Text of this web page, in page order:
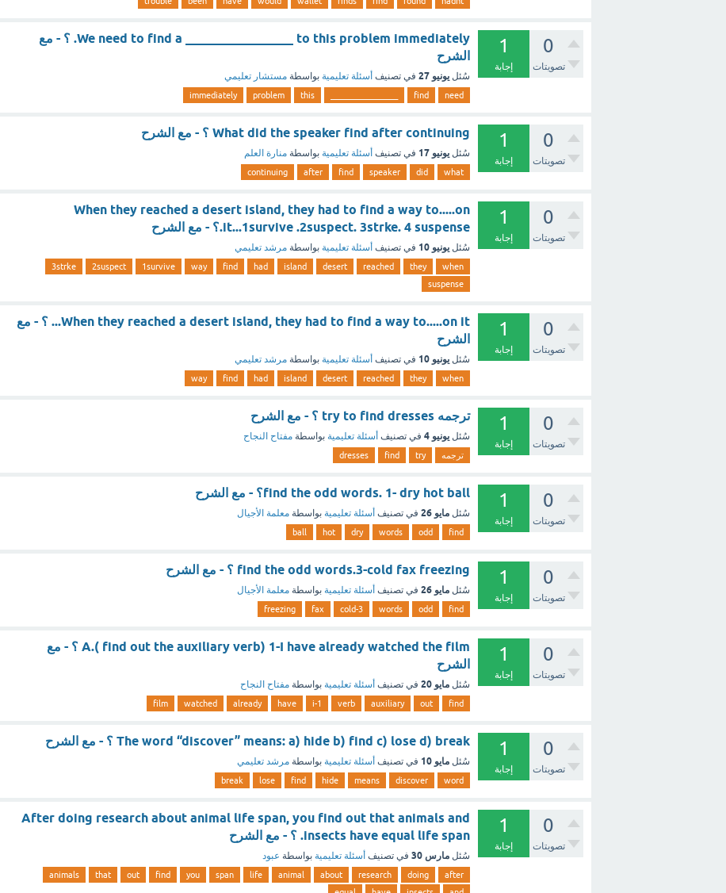
0
تصويتات
1
إجابة
We need to find a _________________ to this problem immediately. ؟ - مع
الشرح
سُئل يونيو 27 في تصنيف أسئلة تعليمية بواسطة مستشار تعليمي
need
find
this
problem
immediately
0
تصويتات
1
إجابة
What did the speaker find after continuing ؟ - مع الشرح
سُئل يونيو 17 في تصنيف أسئلة تعليمية بواسطة منارة العلم
what
did
speaker
find
after
continuing
0
تصويتات
1
إجابة
When they reached a desert island, they had to find a way to.....on
it...1survive .2suspect. 3strke. 4 suspense.؟ - مع الشرح
سُئل يونيو 10 في تصنيف أسئلة تعليمية بواسطة مرشد تعليمي
when
they
reached
desert
island
had
find
way
1survive
2suspect
3strke
suspense
0
تصويتات
1
إجابة
When they reached a desert island, they had to find a way to.....on it... ؟ - مع
الشرح
سُئل يونيو 10 في تصنيف أسئلة تعليمية بواسطة مرشد تعليمي
when
they
reached
desert
island
had
find
way
0
تصويتات
1
إجابة
ترجمه try to find dresses ؟ - مع الشرح
سُئل يونيو 4 في تصنيف أسئلة تعليمية بواسطة مفتاح النجاح
ترجمه try
find
dresses
0
تصويتات
1
إجابة
find the odd words. 1- dry hot ball؟ - مع الشرح
سُئل مايو 26 في تصنيف أسئلة تعليمية بواسطة معلمة الأجيال
find
odd
words
dry
hot
ball
0
تصويتات
1
إجابة
find the odd words.3-cold fax freezing ؟ - مع الشرح
سُئل مايو 26 في تصنيف أسئلة تعليمية بواسطة معلمة الأجيال
find
odd
words
3-cold
fax
freezing
0
تصويتات
1
إجابة
A.( find out the auxiliary verb) 1-I have already watched the film ؟ - مع
الشرح
سُئل مايو 20 في تصنيف أسئلة تعليمية بواسطة مفتاح النجاح
find
out
auxiliary
verb
1-i
have
already
watched
film
0
تصويتات
1
إجابة
The word “discover” means: a) hide b) find c) lose d) break ؟ - مع الشرح
سُئل مايو 10 في تصنيف أسئلة تعليمية بواسطة مرشد تعليمي
word
discover
means
hide
find
lose
break
0
تصويتات
1
إجابة
After doing research about animal life span, you find out that animals and
insects have equal life span. ؟ - مع الشرح
سُئل مارس 30 في تصنيف أسئلة تعليمية بواسطة عبود
after
doing
research
about
animal
life
span
you
find
out
that
animals